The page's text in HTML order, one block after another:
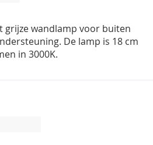
grijze wandlamp voor buiten
De lamp is 18 cm
in 3000K.